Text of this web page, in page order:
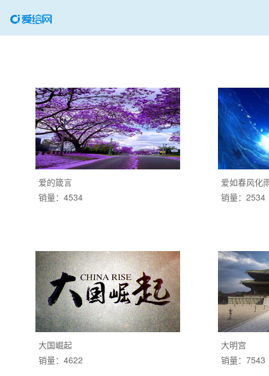
爱的箴言
销量：4534
爱如春风化
销量：2534
大国崛起
销量：4622
大明宫
销量：7543